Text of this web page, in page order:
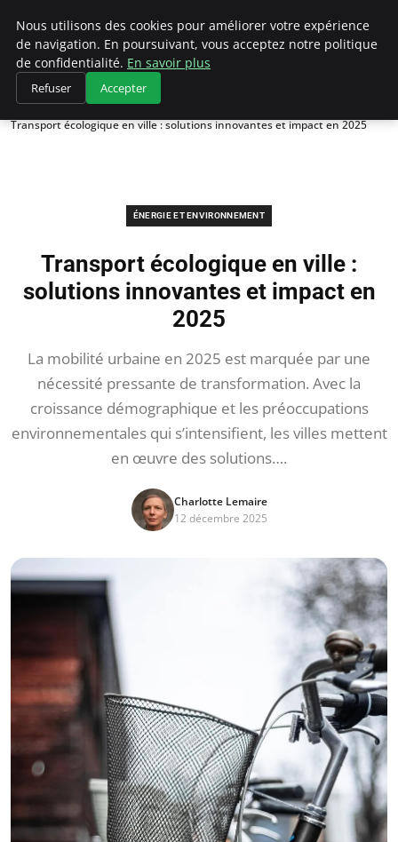
Climategatecountryclub.com
Accueil
Énergie et environnement
Transport écologique en ville : solutions innovantes et impact en 2025
ÉNERGIE ET ENVIRONNEMENT
Transport écologique en ville :
solutions innovantes et impact en
2025
La mobilité urbaine en 2025 est marquée par une
nécessité pressante de transformation. Avec la
croissance démographique et les préoccupations
environnementales qui s’intensifient, les villes mettent
en œuvre des solutions….
Charlotte Lemaire
12 décembre 2025
Nous utilisons des cookies pour améliorer votre expérience
de navigation. En poursuivant, vous acceptez notre politique
de confidentialité. En savoir plus
Refuser Accepter